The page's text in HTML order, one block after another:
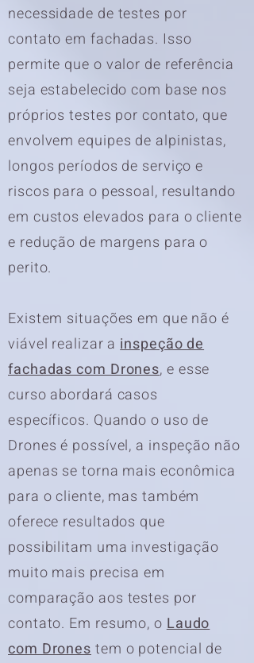
necessidade de testes por
contato em fachadas. Isso
permite que o valor de referência
seja estabelecido com base nos
próprios testes por contato, que
envolvem equipes de alpinistas,
longos períodos de serviço e
riscos para o pessoal, resultando
em custos elevados para o cliente
e redução de margens para o
perito.
Existem situações em que não é
viável realizar ainspeção de
fachadas com Drones, e esse
curso abordará casos
específicos. Quando o uso de
Drones é possível, a inspeção não
apenas se torna mais econômica
para o cliente, mas também
oferece resultados que
possibilitam uma investigação
muito mais precisa em
comparação aos testes por
contato. Em resumo, oLaudo
com Dronestem o potencial de